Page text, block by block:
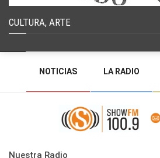
CULTURA, ARTE
NOTICIAS LA RADIO
PROGRAMACIÓN RADIO EN VIVO
DEJAR MENSAJE
Nuestra Radio